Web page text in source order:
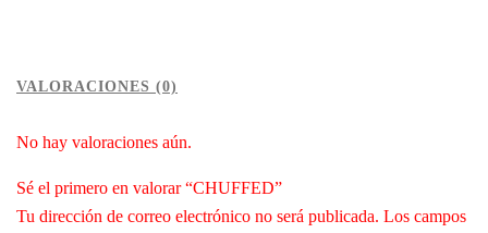
VALORACIONES (0)
No hay valoraciones aún.
Sé el primero en valorar “CHUFFED”
Tu dirección de correo electrónico no será publicada. Los campos